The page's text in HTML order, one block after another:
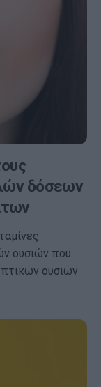
δόσεων
ουσιών που
ουσιών